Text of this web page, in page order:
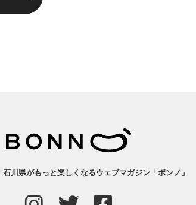
川県がもっと楽しくなるウェブマガジン「ボンノ」